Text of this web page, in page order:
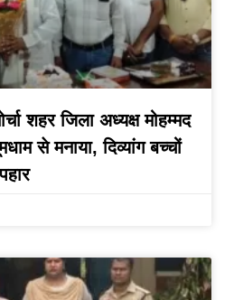
शहर जिला अध्यक्ष मोहम्मद
से मनाया, दिव्यांग बच्चों